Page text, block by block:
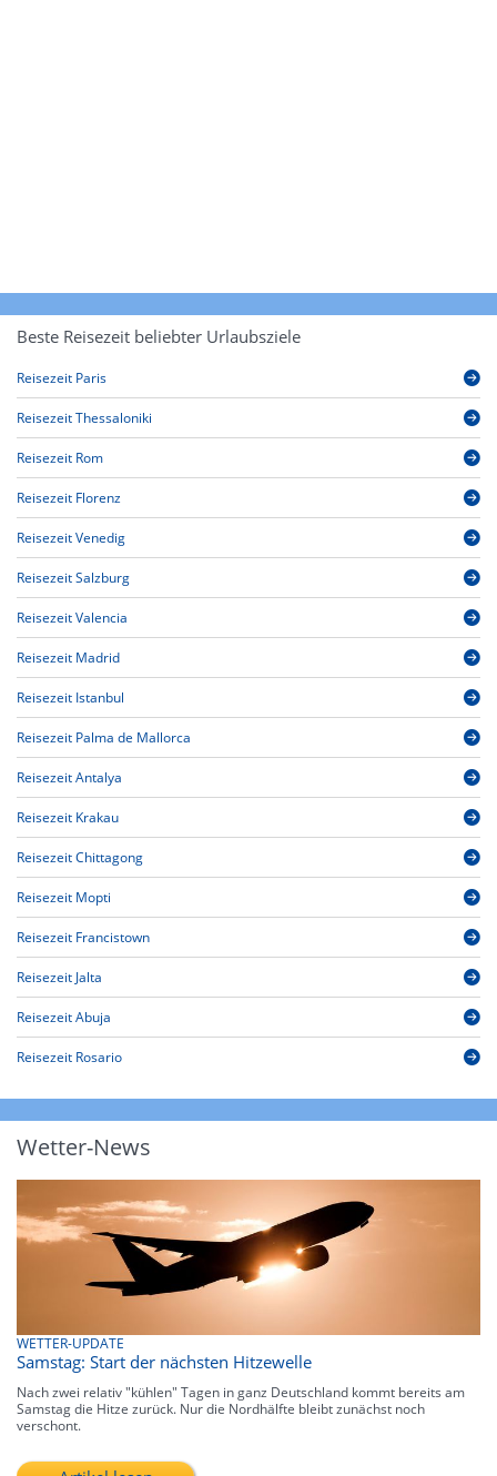
Beste Reisezeit beliebter Urlaubsziele
Reisezeit Paris
Reisezeit Thessaloniki
Reisezeit Rom
Reisezeit Florenz
Reisezeit Venedig
Reisezeit Salzburg
Reisezeit Valencia
Reisezeit Madrid
Reisezeit Istanbul
Reisezeit Palma de Mallorca
Reisezeit Antalya
Reisezeit Krakau
Reisezeit Chittagong
Reisezeit Mopti
Reisezeit Francistown
Reisezeit Jalta
Reisezeit Abuja
Reisezeit Rosario
Wetter-News
WETTER-UPDATE
Samstag: Start der nächsten Hitzewelle
Nach zwei relativ "kühlen" Tagen in ganz Deutschland kommt bereits am
Samstag die Hitze zurück. Nur die Nordhälfte bleibt zunächst noch
verschont.